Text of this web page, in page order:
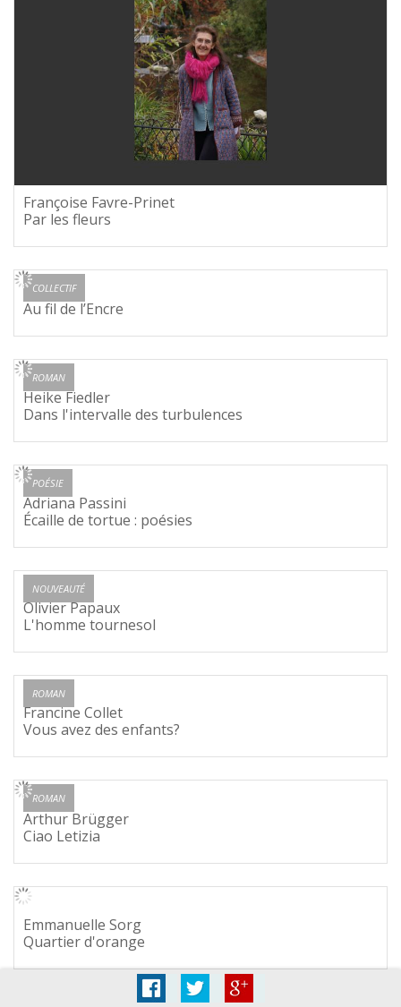
Françoise Favre-Prinet
Par les fleurs
COLLECTIF
Au fil de l’Encre
ROMAN
Heike Fiedler
Dans l'intervalle des turbulences
POÉSIE
Adriana Passini
Écaille de tortue : poésies
NOUVEAUTÉ
Olivier Papaux
L'homme tournesol
ROMAN
Francine Collet
Vous avez des enfants?
ROMAN
Arthur Brügger
Ciao Letizia
Emmanuelle Sorg
Quartier d'orange